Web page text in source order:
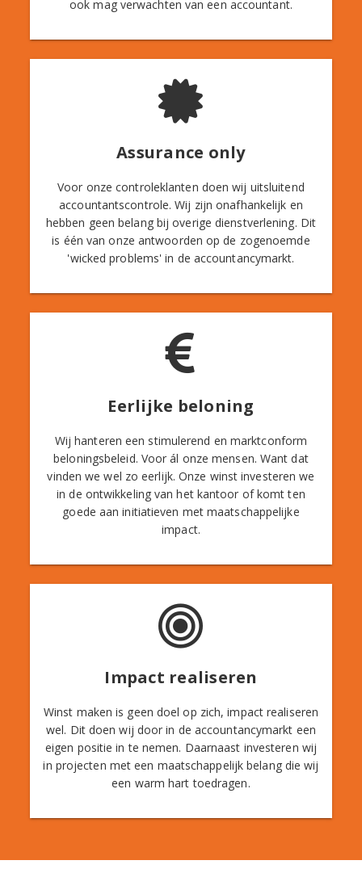
ook mag verwachten van een accountant.
Assurance only
Voor onze controleklanten doen wij uitsluitend
accountantscontrole. Wij zijn onafhankelijk en
hebben geen belang bij overige dienstverlening. Dit
is één van onze antwoorden op de zogenoemde
'wicked problems' in de accountancymarkt.
Eerlijke beloning
Wij hanteren een stimulerend en marktconform
beloningsbeleid. Voor ál onze mensen. Want dat
vinden we wel zo eerlijk. Onze winst investeren we
in de ontwikkeling van het kantoor of komt ten
goede aan initiatieven met maatschappelijke
impact.
Impact realiseren
Winst maken is geen doel op zich, impact realiseren
wel. Dit doen wij door in de accountancymarkt een
eigen positie in te nemen. Daarnaast investeren wij
in projecten met een maatschappelijk belang die wij
een warm hart toedragen.